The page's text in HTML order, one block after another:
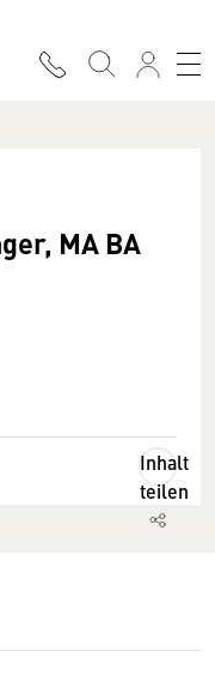
MA BA
Inhalt
teilen